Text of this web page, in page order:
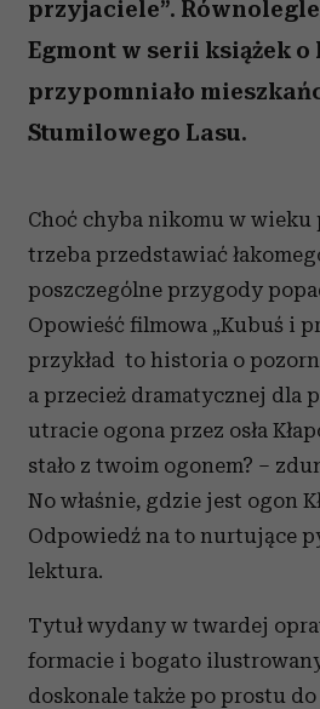
przyjaciele”.
Egmont w serii książek o
przypomniało
Stumilowego Lasu.
Choć chyba nikomu w wieku
trzeba przedstawiać
poszczególne przygody
Opowieść filmowa „Kubuś i
przykład to historia o
a przecież dramatycznej dla
utracie ogona przez osła
stało z twoim ogonem? –
No właśnie, gdzie jest ogon
Odpowiedź na to nurtujące
lektura.
Tytuł wydany w twardej
formacie i bogato
doskonale także po prostu